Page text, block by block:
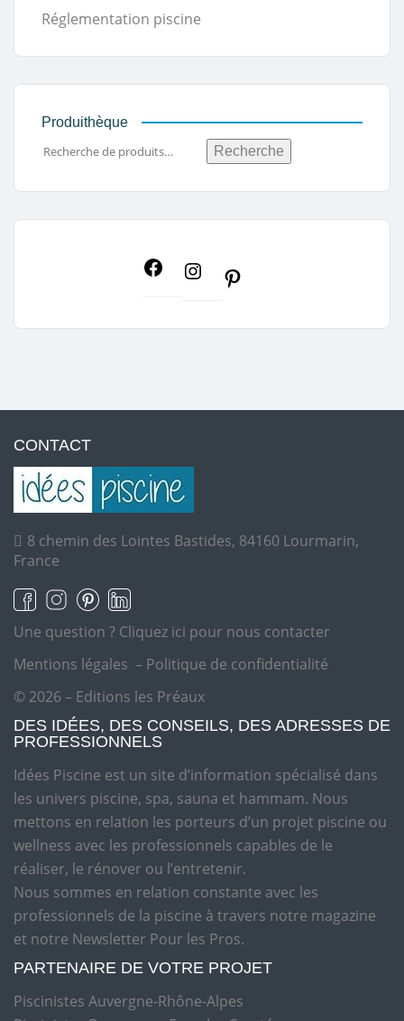
Réglementation piscine
Produithèque
Recherche
CONTACT
8 chemin des Lointes Bastides, 84160 Lourmarin,
France
Une question ? Cliquez ici pour nous contacter
Mentions légales – Politique de confidentialité
© 2026 – Editions les Préaux
DES IDÉES, DES CONSEILS, DES ADRESSES DE
PROFESSIONNELS
Idées Piscine est un site d’information spécialisé dans
les univers piscine, spa, sauna et hammam. Nous
mettons en relation les porteurs d’un projet piscine ou
wellness avec les professionnels capables de le
réaliser, le rénover ou l’entretenir.
Nous sommes en relation constante avec les
professionnels de la piscine à travers notre magazine
et notre Newsletter Pour les Pros.
PARTENAIRE DE VOTRE PROJET
Piscinistes Auvergne-Rhône-Alpes